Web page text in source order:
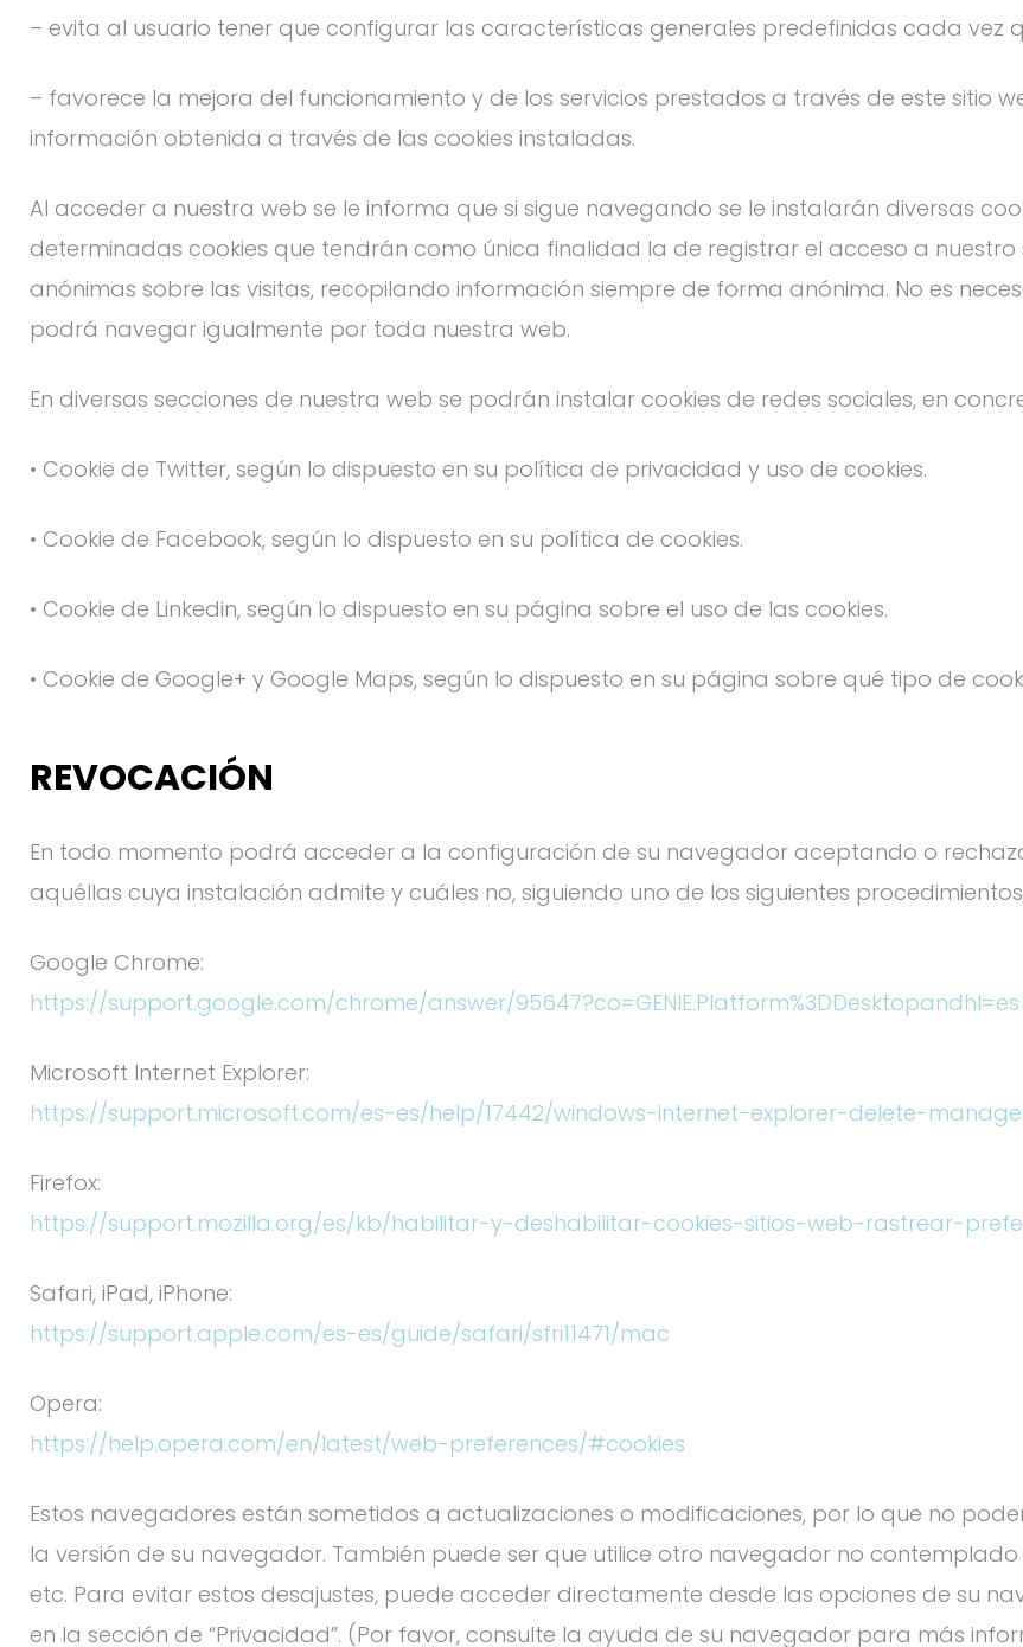
– evita al usuario tener que configurar las características generales predefinidas cada vez
– favorece la mejora del funcionamiento y de los servicios prestados a través de este sitio
información obtenida a través de las cookies instaladas.
Al acceder a nuestra web se le informa que si sigue navegando se le instalarán diversas
determinadas cookies que tendrán como única finalidad la de registrar el acceso a
anónimas sobre las visitas, recopilando información siempre de forma anónima. No es
podrá navegar igualmente por toda nuestra web.
En diversas secciones de nuestra web se podrán instalar cookies de redes sociales, en
• Cookie de Twitter, según lo dispuesto en su política de privacidad y uso de cookies.
• Cookie de Facebook, según lo dispuesto en su política de cookies.
• Cookie de Linkedin, según lo dispuesto en su página sobre el uso de las cookies.
• Cookie de Google+ y Google Maps, según lo dispuesto en su página sobre qué tipo de
REVOCACIÓN
En todo momento podrá acceder a la configuración de su navegador aceptando o
aquéllas cuya instalación admite y cuáles no, siguiendo uno de los siguientes
Google Chrome:
https://support.google.com/chrome/answer/95647?co=GENIE.Platform%3DDesktopandhl=es
Microsoft Internet Explorer:
https://support.microsoft.com/es-es/help/17442/windows-internet-explorer-delete-
Firefox:
https://support.mozilla.org/es/kb/habilitar-y-deshabilitar-cookies-sitios-web-rastrear-
Safari, iPad, iPhone:
https://support.apple.com/es-es/guide/safari/sfri11471/mac
Opera:
https://help.opera.com/en/latest/web-preferences/#cookies
Estos navegadores están sometidos a actualizaciones o modificaciones, por lo que no
la versión de su navegador. También puede ser que utilice otro navegador no contemplado
etc. Para evitar estos desajustes, puede acceder directamente desde las opciones de su
en la sección de “Privacidad”. (Por favor, consulte la ayuda de su navegador para más